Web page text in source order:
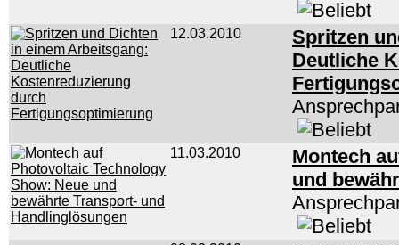
12.03.2010
Spritzen
Deutliche
11.03.2010
Montech
und